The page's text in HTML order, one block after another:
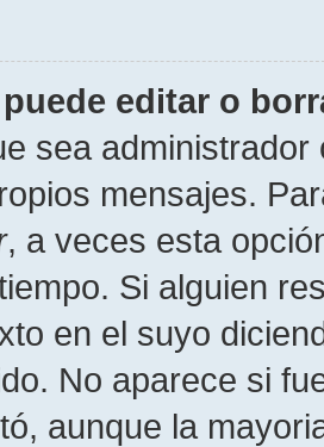
editar o
sea
mensajes.
, a veces esta
Si alguien
en el suyo
No aparece si
aunque la